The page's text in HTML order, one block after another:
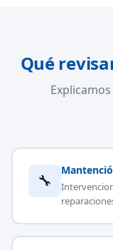
Qué
🔧